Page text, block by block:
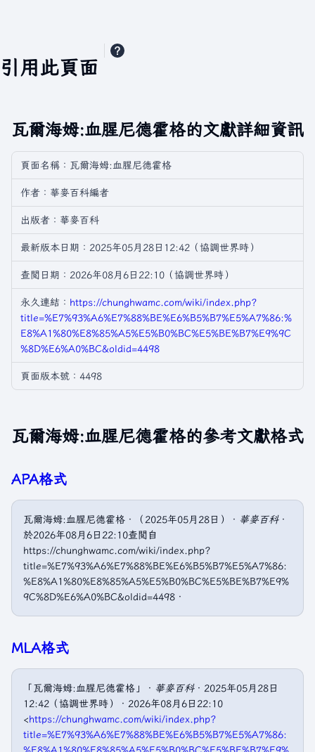
引用此頁面
瓦爾海姆:血腥尼德霍格的文獻詳細資訊
頁面名稱：瓦爾海姆:血腥尼德霍格
作者：華麥百科編者
出版者：華麥百科
最新版本日期：2025年05月28日12:42（協調世界時）
查閲日期：2026年08月6日22:10（協調世界時）
永久連結： https://chunghwamc.com/wiki/index.php?
title=%E7%93%A6%E7%88%BE%E6%B5%B7%E5%A7%86:%
E8%A1%80%E8%85%A5%E5%B0%BC%E5%BE%B7%E9%9C
%8D%E6%A0%BC&oldid=4498
頁面版本號：4498
瓦爾海姆:血腥尼德霍格的參考文獻格式
APA格式
瓦爾海姆:血腥尼德霍格．（2025年05月28日）． 華麥百科．
於2026年08月6日22:10查閲自
https://chunghwamc.com/wiki/index.php?
title=%E7%93%A6%E7%88%BE%E6%B5%B7%E5%A7%86:
%E8%A1%80%E8%85%A5%E5%B0%BC%E5%BE%B7%E9%
9C%8D%E6%A0%BC&oldid=4498．
MLA格式
「瓦爾海姆:血腥尼德霍格」． 華麥百科．2025年05月28日
12:42（協調世界時）．2026年08月6日22:10
<https://chunghwamc.com/wiki/index.php?
title=%E7%93%A6%E7%88%BE%E6%B5%B7%E5%A7%86: